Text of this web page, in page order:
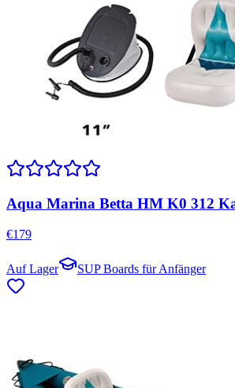
Aqua Marina Betta HM K0 312
€179
Auf Lager SUP Boards für Anfänger